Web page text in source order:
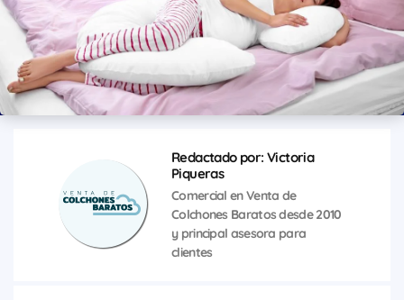
Redactado por: Victoria
Piqueras
Comercial en Venta de
Colchones Baratos desde 2010
y principal asesora para
clientes